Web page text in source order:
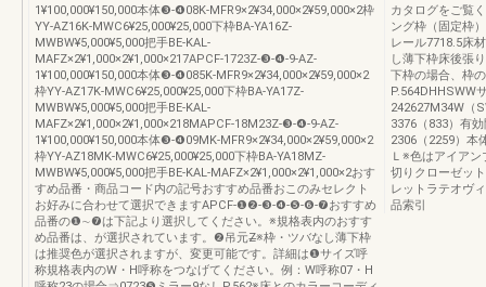
1¥100,000¥150,000本体❸-❹08K-MFR9×2¥34,000×2¥59,000×2枠
YY-AZ16K-MWC6¥25,000¥25,000下枠BA-YA16Z-
MWBW¥5,000¥5,000把手BE-KAL-
MAFZ×2¥1,000×2¥1,000×217APCF-1723Z-❸-❹-9-AZ-
1¥100,000¥150,000本体❸-❹085K-MFR9×2¥34,000×2¥59,000×2
枠YY-AZ17K-MWC6¥25,000¥25,000下枠BA-YA17Z-
MWBW¥5,000¥5,000把手BE-KAL-
MAFZ×2¥1,000×2¥1,000×218MAPCF-18M23Z-❸-❹-9-AZ-
1¥100,000¥150,000本体❸-❹09MK-MFR9×2¥34,000×2¥59,000×2
枠YY-AZ18MK-MWC6¥25,000¥25,000下枠BA-YA18MZ-
MWBW¥5,000¥5,000把手BE-KAL-MAFZ×2¥1,000×2¥1,000×2おす
すめ品番・商品コード内の記号おすすめ品番おこのみセレクト
お好みに合わせて選択できますAPCF-❶❷-❸-❹-❺-❻-❼おすすめ
品番の❶∼❼は下記より選択してください。※規格表内のおすす
め品番は、が選択されています。❷吊元Z̶※枠・ツバなし薄下枠
は推奨色が選択されますが、変更可能です。詳細は❶サイズ呼
称規格表内のW・H呼称をつなげてください。例：W呼称07・H
カタログをご覧
ング枠（固定枠
レール7718.5床
し薄下枠床後張
下枠の場合、枠
P.564DHHSWW
242627M34W（
3376（833）有
2306（2259）本
Ｌ※色はアイア
切りクローゼッ
レットラテオヴ
品索引